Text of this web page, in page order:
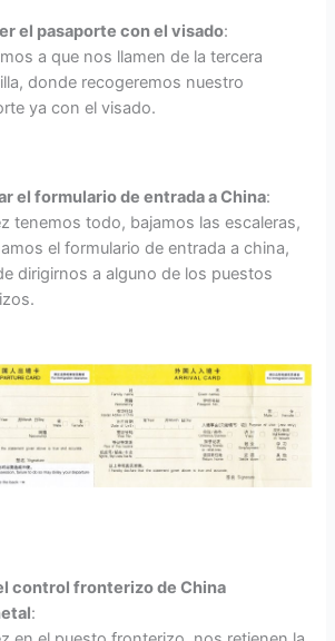
el pasaporte con el visado:
a que nos llamen de la tercera
donde recogeremos nuestro
ya con el visado.
el formulario de entrada a China:
tenemos todo, bajamos las escaleras,
el formulario de entrada a china,
dirigirnos a alguno de los puestos
control fronterizo de China
: